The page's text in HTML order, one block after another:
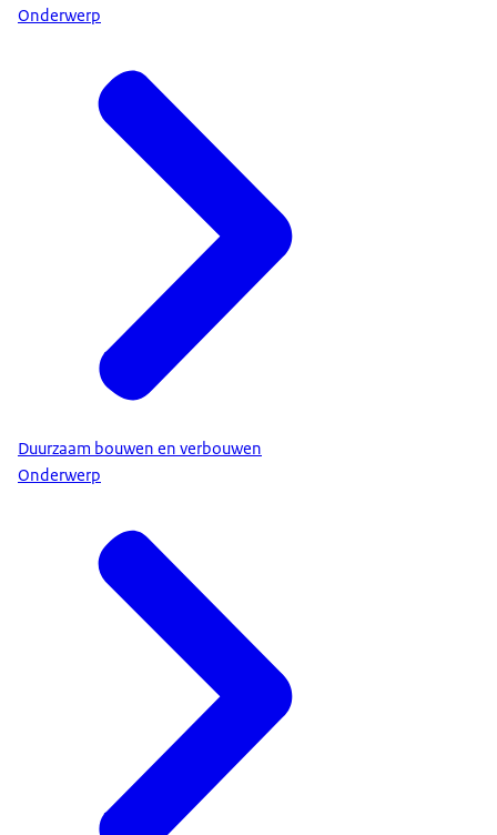
Onderwerp
Duurzaam bouwen en verbouwen
Onderwerp